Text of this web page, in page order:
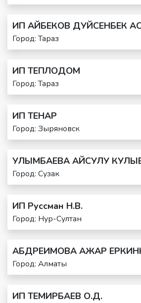
ИП АЙБЕКОВ ДУЙСЕНБЕК
Город: Тараз
ИП ТЕПЛОДОМ
Город: Тараз
ИП ТЕНАР
Город: Зыряновск
УЛЫМБАЕВА АЙСУЛУ
Город: Сузак
ИП Руссман Н.В.
Город: Нур-Султан
АБДРЕИМОВА АЖАР
Город: Алматы
ИП ТЕМИРБАЕВ О.Д.